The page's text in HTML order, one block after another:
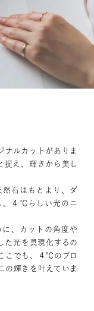
ナルカットがありま
捉え、輝きから美し
石はもとより、ダ
、４℃らしい光のニ
、カットの角度や
た光を具現化するの
こでも、４℃のプロ
の輝きを叶えていま